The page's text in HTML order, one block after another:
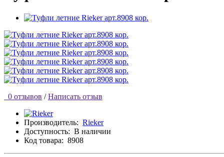
0 отзывов / Написать отзыв
Производитель: Rieker
Доступность: В наличии
Код товара: 8908